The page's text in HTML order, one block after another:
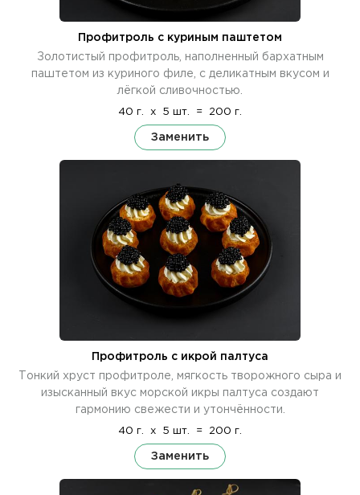
Профитроль с куриным паштетом
Золотистый профитроль, наполненный бархатным
паштетом из куриного филе, с деликатным вкусом и
лёгкой сливочностью.
40 г. x 5 шт. = 200 г.
Заменить
Профитроль с икрой палтуса
Тонкий хруст профитроле, мягкость творожного сыра и
изысканный вкус морской икры палтуса создают
гармонию свежести и утончённости.
40 г. x 5 шт. = 200 г.
Заменить